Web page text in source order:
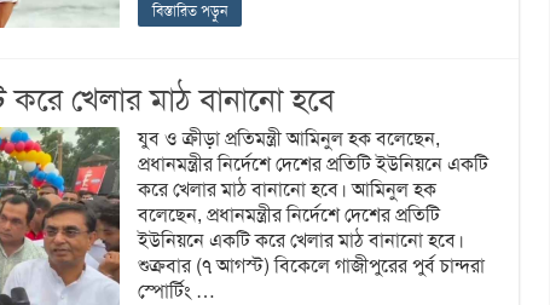
বিস্তারিত পড়ুন
করে খেলার মাঠ বানানো হবে
যুব ও ক্রীড়া প্রতিমন্ত্রী আমিনুল হক বলেছেন,
প্রধানমন্ত্রীর নির্দেশে দেশের প্রতিটি ইউনিয়নে একটি
করে খেলার মাঠ বানানো হবে। আমিনুল হক
বলেছেন, প্রধানমন্ত্রীর নির্দেশে দেশের প্রতিটি
ইউনিয়নে একটি করে খেলার মাঠ বানানো হবে।
শুক্রবার (৭ আগস্ট) বিকেলে গাজীপুরের পুর্ব চান্দরা
স্পোর্টিং …